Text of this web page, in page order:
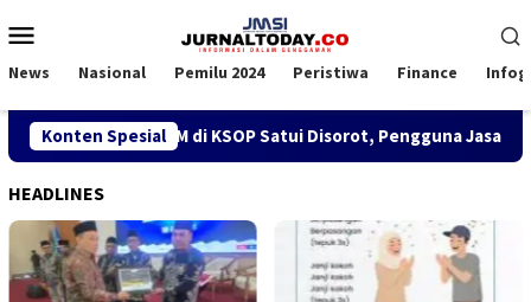
ke
Mobile
News Nasional Pemilu 2024 Peristiwa Finance
Konten Spesial
SPK TKBM di KSOP Satui Disorot, Pengguna Jasa Nilai
HEADLINES